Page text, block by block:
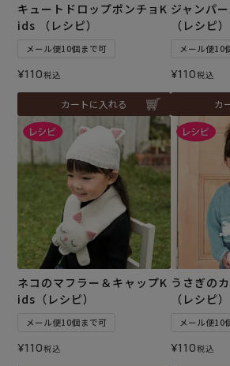
キュートドロップポンチョK
ids （レシピ）
メール便10個まで可
¥110税込
カートに入れる
ジャンパ
（レシピ）
メール便10
¥110税込
カ
ネコのマフラー＆キャップK
ids（レシピ）
メール便10個まで可
¥110税込
うさぎの
（レシピ）
メール便10
¥110税込